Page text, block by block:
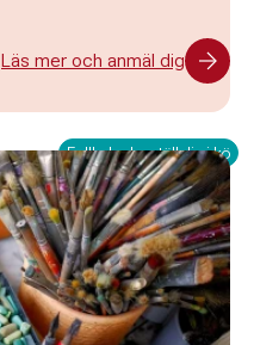
Läs mer och anmäl dig
Fullbokad – ställ dig i kö